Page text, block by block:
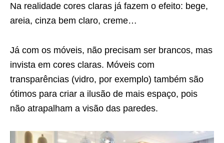
Na realidade cores claras já fazem o efeito: bege,
areia, cinza bem claro, creme…
Já com os móveis, não precisam ser brancos, mas
invista em cores claras. Móveis com
transparências (vidro, por exemplo) também são
ótimos para criar a ilusão de mais espaço, pois
não atrapalham a visão das paredes.